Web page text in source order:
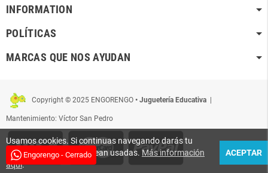
INFORMATION
POLÍTICAS
MARCAS QUE NOS AYUDAN
Copyright © 2025 ENGORENGO • Juguetería Educativa
Mantenimiento: Víctor San Pedro
Usamos cookies. Si continuas navegando darás tu
conformidad para que sean usadas. Más información
aquí.
ACEPTAR
Engorengo - Cerrado